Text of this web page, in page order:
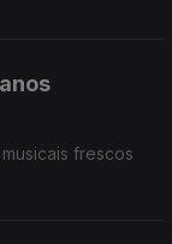
frescos